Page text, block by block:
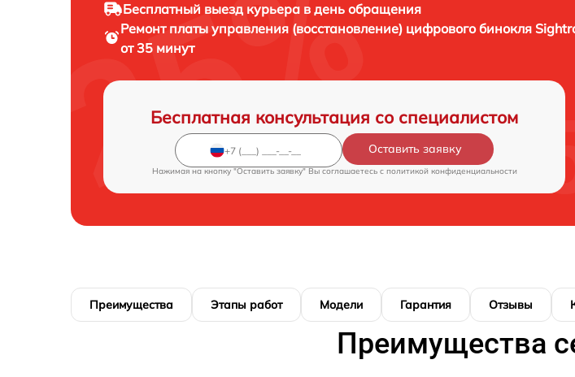
Бесплатный выезд курьера в день обращения
Ремонт платы управления (восстановление) цифрового бинокля
от 35 минут
Бесплатная консультация со специалистом
Оставить заявку
Нажимая на кнопку "Оставить заявку" Вы соглашаетесь c политикой конфиденциальности
Преимущества Этапы работ Модели Гарантия Отзывы
Преимущества